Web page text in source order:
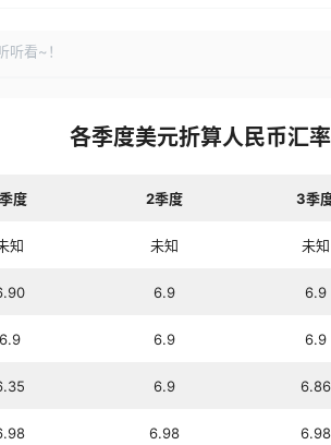
听看~！
各季度美元折算人民币汇
度 2季度 3季
知 未知 未知
6.9 6.9
6.9 6.9 6.9
6.9 6.86
6.98 6.98